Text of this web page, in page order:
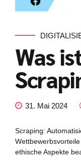
Was
31. Mai 2024
Scraping:
ethische Aspekte